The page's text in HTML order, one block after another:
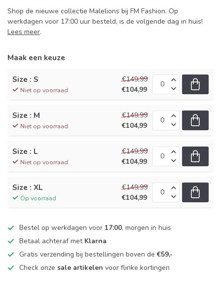
Shop de nieuwe collectie Malelions bij FM Fashion. Op
werkdagen voor 17:00 uur besteld, is de volgende dag in huis!
Lees meer.
Maak een keuze
Size : S
Niet op voorraad
€149,99
€104,99
Size : M
Niet op voorraad
€149,99
€104,99
Size : L
Niet op voorraad
€149,99
€104,99
Size : XL
Op voorraad
€149,99
€104,99
Bestel op werkdagen voor 17:00, morgen in huis
Betaal achteraf met Klarna
Gratis verzending bij bestellingen boven de€59,-
Check onze sale artikelen voor flinke kortingen